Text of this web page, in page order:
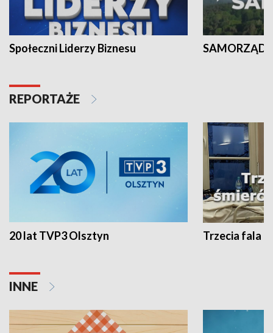
Społeczni Liderzy Biznesu SAMORZĄD
REPORTAŻE
20 lat TVP3 Olsztyn Trzecia fala -
INNE